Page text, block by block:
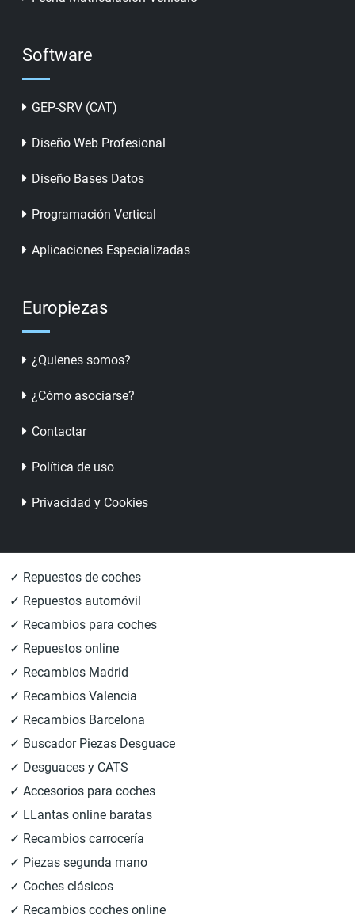
Software
GEP-SRV (CAT)
Diseño Web Profesional
Diseño Bases Datos
Programación Vertical
Aplicaciones Especializadas
Europiezas
¿Quienes somos?
¿Cómo asociarse?
Contactar
Política de uso
Privacidad y Cookies
✓ Repuestos de coches
✓ Repuestos automóvil
✓ Recambios para coches
✓ Repuestos online
✓ Recambios Madrid
✓ Recambios Valencia
✓ Recambios Barcelona
✓ Buscador Piezas Desguace
✓ Desguaces y CATS
✓ Accesorios para coches
✓ LLantas online baratas
✓ Recambios carrocería
✓ Piezas segunda mano
✓ Coches clásicos
✓ Recambios coches online